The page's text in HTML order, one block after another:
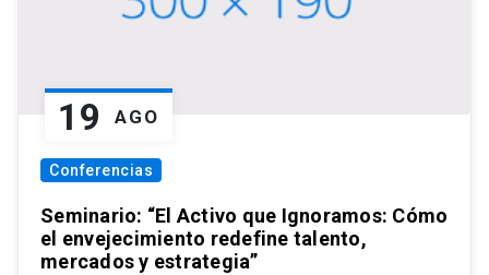
19 AGO
Conferencias
Seminario: “El Activo que Ignoramos: Cómo
el envejecimiento redefine talento,
mercados y estrategia”